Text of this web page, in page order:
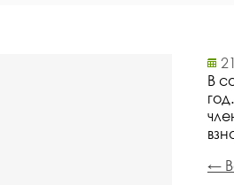
В
←